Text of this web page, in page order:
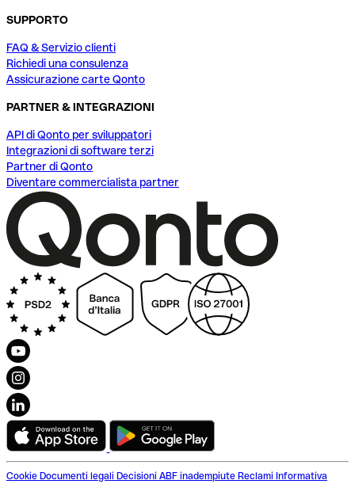
SUPPORTO
FAQ & Servizio clienti
Richiedi una consulenza
Assicurazione carte Qonto
PARTNER & INTEGRAZIONI
API di Qonto per sviluppatori
Integrazioni di software terzi
Partner di Qonto
Diventare commercialista partner
Cookie Documenti legali Decisioni ABF inadempiute Reclami Informativa